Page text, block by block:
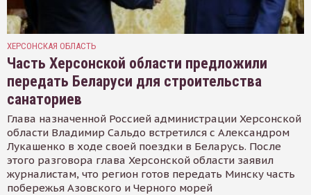
ХЕРСОНСКАЯ ОБЛАСТЬ
Часть Херсонской области предложили
передать Беларуси для строительства
санаториев
Глава назначенной Россией администрации Херсонской
области Владимир Сальдо встретился с Александром
Лукашенко в ходе своей поездки в Беларусь. После
этого разговора глава Херсонской области заявил
журналистам, что регион готов передать Минску часть
побережья Азовского и Черного морей